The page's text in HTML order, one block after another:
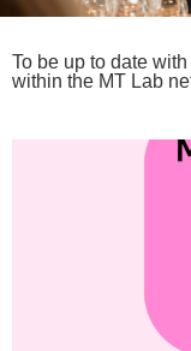
To be up to date
within the MT Lab